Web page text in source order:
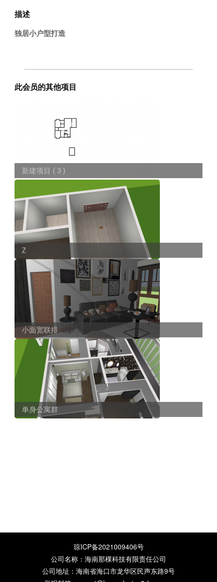
描述
独居小户型打造
此会员的其他项目
新建项目 ( 3 )
Z
小面宽联排
单身公寓群
琼ICP备2021009406号
公司名称：海南那棵科技有限责任公司
公司地址：海南省海口市龙华区民声东路9号